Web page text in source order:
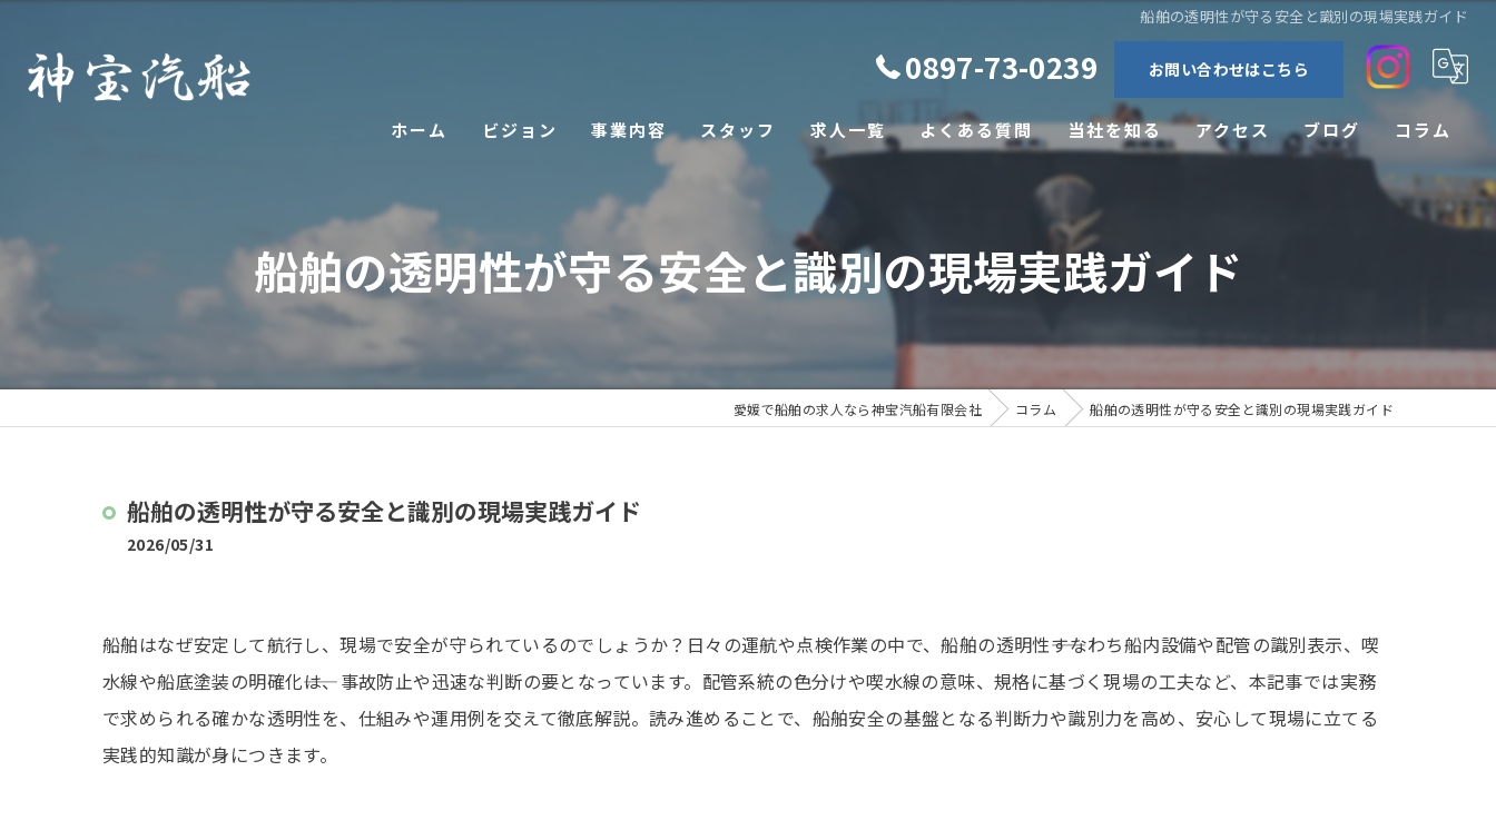
船舶の透明性が守る安全と識別の現場実践ガイド
0897-73-0239 お問い合わせはこちら
ホーム ビジョン 事業内容 スタッフ 求人一覧 よくある質問 当社を知る
未経験
転職
アクセス ブログ コラム
船舶の透明性が守る安全と識別の現場実践ガイド
愛媛で船舶の求人なら神宝汽船有限会社 コラム 船舶の透明性が守る安全と識別の現場実践ガイド
船舶の透明性が守る安全と識別の現場実践ガイド
2026/05/31
船舶はなぜ安定して航行し、現場で安全が守られているのでしょうか？日々の運航や点検作業の中で、船舶の透明性――すなわち船内設備や配管の識別表示、喫
水線や船底塗装の明確化――は、事故防止や迅速な判断の要となっています。配管系統の色分けや喫水線の意味、規格に基づく現場の工夫など、本記事では実務
で求められる確かな透明性を、仕組みや運用例を交えて徹底解説。読み進めることで、船舶安全の基盤となる判断力や識別力を高め、安心して現場に立てる
実践的知識が身につきます。